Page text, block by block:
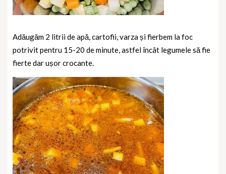
Adăugăm 2 litrii de apă, cartofii, varza și fierbem la foc
potrivit pentru 15-20 de minute, astfel încât legumele să fie
fierte dar ușor crocante.